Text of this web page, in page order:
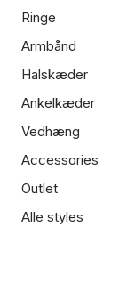
Ringe
Armbånd
Halskæder
Ankelkæder
Vedhæng
Accessories
Outlet
Alle styles